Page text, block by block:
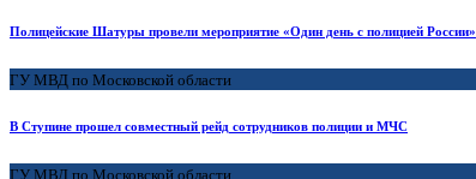
Полицейские Шатуры провели мероприятие «Один день с полицией России»
ГУ МВД по Московской области
В Ступине прошел совместный рейд сотрудников полиции и МЧС
ГУ МВД по Московской области